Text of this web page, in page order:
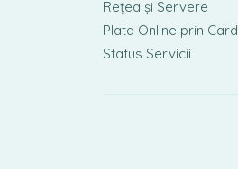
Rețea și Servere
Plata Online prin Card
Status Servicii